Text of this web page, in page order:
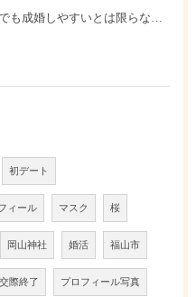
年収1000万円でも成婚しやすいとは限らない? 「年収帯別の成婚率」のリアル
初デート
ィール マスク 桜
岡山神社 婚活 福山市
交際終了 プロフィール写真